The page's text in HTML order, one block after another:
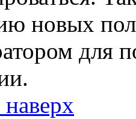
новых
для